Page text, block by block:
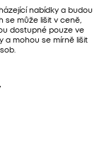
nabídky a budou
se může lišit v ceně,
dostupné pouze ve
a mohou se mírně lišit